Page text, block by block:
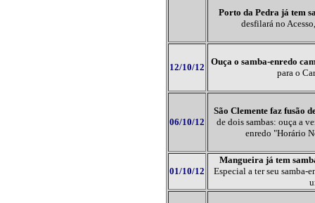
Porto da Pedra já tem
desfilará no
12/10/12
Ouça o samba-enredo
para o
06/10/12
São Clemente faz fusão
de dois sambas: ouça a
enredo "Horário
01/10/12
Mangueira já tem
Especial a ter seu samba-